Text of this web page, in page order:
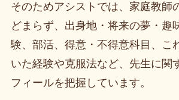
そのためアシストでは、家庭教師
どまらず、出身地・将来の夢・趣
験、部活、得意・不得意科目、こ
いた経験や克服法など、先生に関
フィールを把握しています。